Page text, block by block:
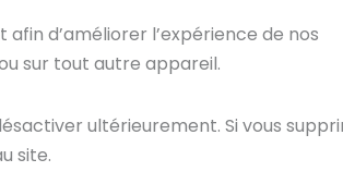
d’améliorer l’expérience de nos
sur tout autre appareil.
ultérieurement. Si vous
site.